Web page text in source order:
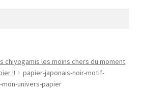
le
chiyogamis les moins chers du moment
!!
papier-japonais-noir-motif-
univers-papier